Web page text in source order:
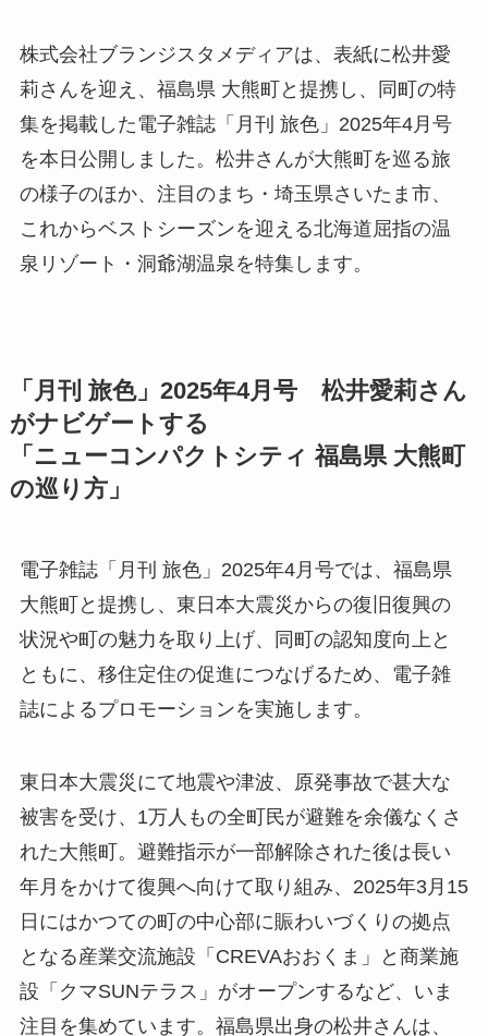
株式会社ブランジスタメディアは、表紙に松井愛
莉さんを迎え、福島県 大熊町と提携し、同町の特
集を掲載した電子雑誌「月刊 旅色」2025年4月号
を本日公開しました。松井さんが大熊町を巡る旅
の様子のほか、注目のまち・埼玉県さいたま市、
これからベストシーズンを迎える北海道屈指の温
泉リゾート・洞爺湖温泉を特集します。
「月刊 旅色」2025年4月号 松井愛莉さん
がナビゲートする
「ニューコンパクトシティ 福島県 大熊町
の巡り方」
電子雑誌「月刊 旅色」2025年4月号では、福島県
大熊町と提携し、東日本大震災からの復旧復興の
状況や町の魅力を取り上げ、同町の認知度向上と
ともに、移住定住の促進につなげるため、電子雑
誌によるプロモーションを実施します。
東日本大震災にて地震や津波、原発事故で甚大な
被害を受け、1万人もの全町民が避難を余儀なくさ
れた大熊町。避難指示が一部解除された後は長い
年月をかけて復興へ向けて取り組み、2025年3月15
日にはかつての町の中心部に賑わいづくりの拠点
となる産業交流施設「CREVAおおくま」と商業施
設「クマSUNテラス」がオープンするなど、いま
注目を集めています。福島県出身の松井さんは、